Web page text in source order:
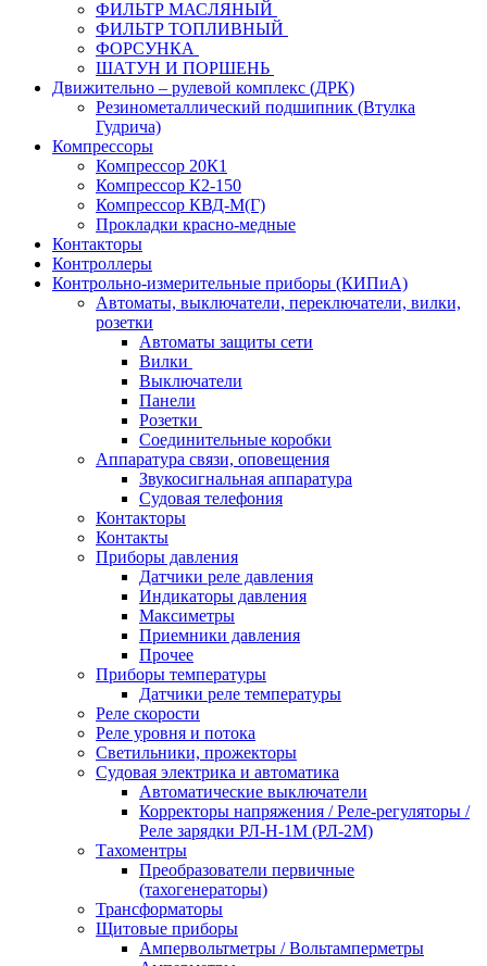
ФИЛЬТР МАСЛЯНЫЙ
ФИЛЬТР ТОПЛИВНЫЙ
ФОРСУНКА
ШАТУН И ПОРШЕНЬ
Движительно – рулевой комплекс (ДРК)
Резинометаллический подшипник (Втулка
Гудрича)
Компрессоры
Компрессор 20К1
Компрессор К2-150
Компрессор КВД-М(Г)
Прокладки красно-медные
Контакторы
Контроллеры
Контрольно-измерительные приборы (КИПиА)
Автоматы, выключатели, переключатели, вилки,
розетки
Автоматы защиты сети
Вилки
Выключатели
Панели
Розетки
Соединительные коробки
Аппаратура связи, оповещения
Звукосигнальная аппаратура
Судовая телефония
Контакторы
Контакты
Приборы давления
Датчики реле давления
Индикаторы давления
Максиметры
Приемники давления
Прочее
Приборы температуры
Датчики реле температуры
Реле скорости
Реле уровня и потока
Светильники, прожекторы
Судовая электрика и автоматика
Автоматические выключатели
Корректоры напряжения / Реле-регуляторы /
Реле зарядки РЛ-Н-1М (РЛ-2М)
Тахоментры
Преобразователи первичные
(тахогенераторы)
Трансформаторы
Щитовые приборы
Ампервольтметры / Вольтамперметры